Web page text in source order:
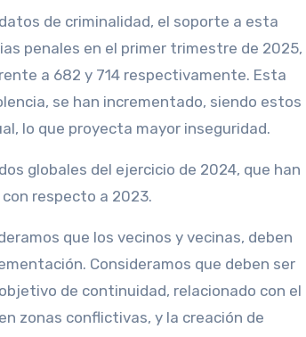
de criminalidad, el soporte a esta
penales en el primer trimestre de 2025,
a 682 y 714 respectivamente. Esta
se han incrementado, siendo estos
lo que proyecta mayor inseguridad.
globales del ejercicio de 2024, que han
respecto a 2023.
que los vecinos y vecinas, deben
Consideramos que deben ser
de continuidad, relacionado con el
zonas conflictivas, y la creación de